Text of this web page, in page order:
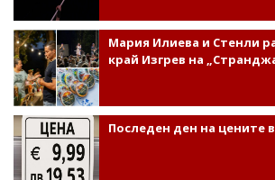
Мария Илиева и Стенли
край Изгрев на
Последен ден на цените